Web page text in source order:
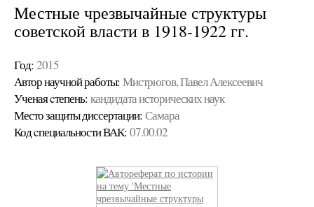
Местные чрезвычайные структуры
советской власти в 1918-1922 гг.
Год: 2015
Автор научной работы: Мистрюгов, Павел Алексеевич
Ученая cтепень: кандидата исторических наук
Место защиты диссертации: Самара
Код cпециальности ВАК: 07.00.02